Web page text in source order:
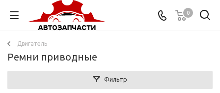
0
Двигатель
Ремни приводные
Фильтр